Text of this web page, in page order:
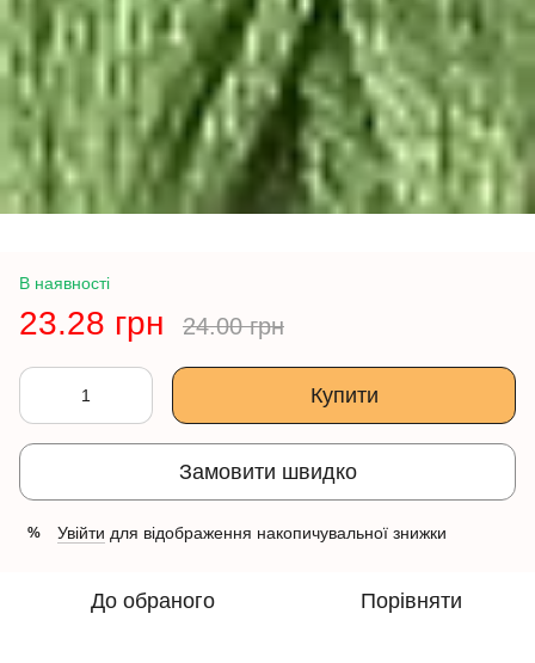
В наявності
23.28 грн 24.00 грн
Купити
Замовити швидко
% Увійти для відображення накопичувальної знижки
До обраного Порівняти